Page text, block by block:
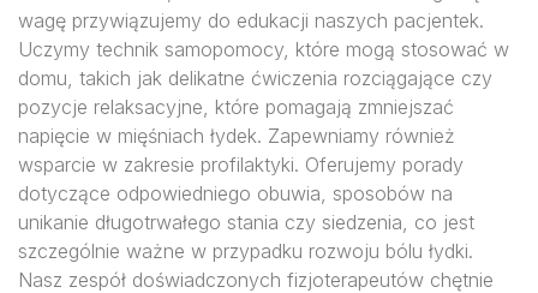
wagę przywiązujemy do edukacji naszych pacjentek.
Uczymy technik samopomocy, które mogą stosować w
domu, takich jak delikatne ćwiczenia rozciągające czy
pozycje relaksacyjne, które pomagają zmniejszać
napięcie w mięśniach łydek. Zapewniamy również
wsparcie w zakresie profilaktyki. Oferujemy porady
dotyczące odpowiedniego obuwia, sposobów na
unikanie długotrwałego stania czy siedzenia, co jest
szczególnie ważne w przypadku rozwoju bólu łydki.
Nasz zespół doświadczonych fizjoterapeutów chętnie